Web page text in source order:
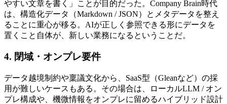
やすい​文章を​書く」ことが​目的だった。​Company Brain時代
は、​構造化データ​（Markdown / JSON）と​メタデータを​整え
る​ことに​重心が​移る。​AIが​正しく​参照できる​形に​データを​
置く​こと​自体が、​新しい​業務に​なると​いう​ことだ。
4. 閉域・オンプレ要件
データ越境制約や​稟議文化から、​SaaS型​（Gleanなど）の​採
用が​難しい​ケースも​ある。​その​場合は、​ローカルLLM / オン
プレ構成や、​機微情報を​オンプレに​留める​ハイブリッド設計